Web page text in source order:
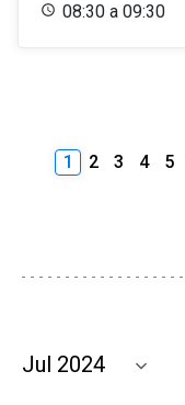
08:30 a 09:30
1 2 3 4 5